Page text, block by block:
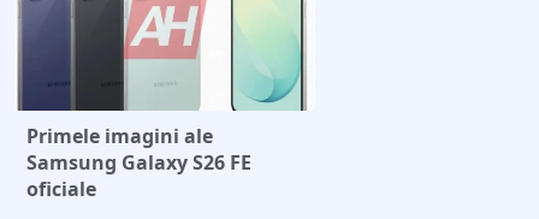
Primele imagini ale
Samsung Galaxy S26 FE
oficiale